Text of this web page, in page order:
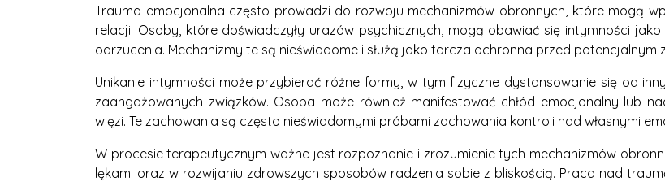
Trauma emocjonalna często prowadzi do rozwoju mechanizmów obronnych, które mogą
relacji. Osoby, które doświadczyły urazów psychicznych, mogą obawiać się intymności
odrzucenia. Mechanizmy te są nieświadome i służą jako tarcza ochronna przed potencjalnym
Unikanie intymności może przybierać różne formy, w tym fizyczne dystansowanie się od
zaangażowanych związków. Osoba może również manifestować chłód emocjonalny lub
więzi. Te zachowania są często nieświadomymi próbami zachowania kontroli nad własnymi
W procesie terapeutycznym ważne jest rozpoznanie i zrozumienie tych mechanizmów
lękami oraz w rozwijaniu zdrowszych sposobów radzenia sobie z bliskością. Praca nad